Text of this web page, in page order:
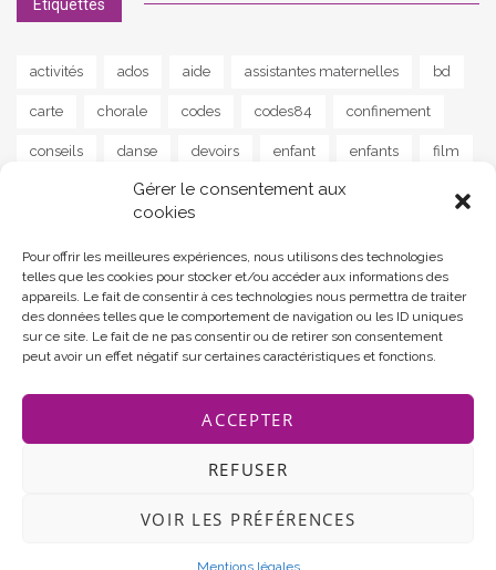
Gérer le consentement aux
cookies
Pour offrir les meilleures expériences, nous utilisons des technologies
telles que les cookies pour stocker et/ou accéder aux informations des
appareils. Le fait de consentir à ces technologies nous permettra de traiter
des données telles que le comportement de navigation ou les ID uniques
sur ce site. Le fait de ne pas consentir ou de retirer son consentement
peut avoir un effet négatif sur certaines caractéristiques et fonctions.
ACCEPTER
REFUSER
VOIR LES PRÉFÉRENCES
Mentions légales
Étiquettes
activités ados aide assistantes maternelles bd
carte chorale codes codes84 confinement
conseils danse devoirs enfant enfants film
instrument jeu jeunes lapalud
news parents poisson poème programme
programmes ram reprise santé scolaire
soutien sport street art stress séjour
tourisme yoga
Communauté de communes Rhône Lez Provence